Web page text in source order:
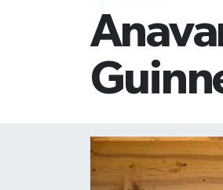
İstanbul Trafik Yoğunluk
Süper Lig Puan Durumu ve
Son Dakika Haberleri
Haber Arşivi